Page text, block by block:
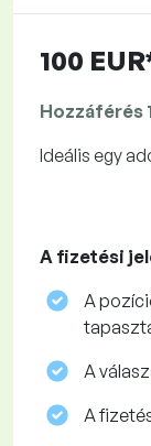
100
Hozzáférés
Ideális egy
A fizetési
A
A
A